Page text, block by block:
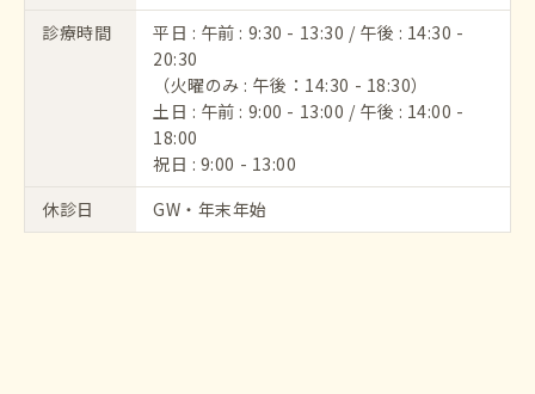
診療時間
平日 : 午前 : 9:30 - 13:30 / 午後 : 14:30 -
20:30
（火曜のみ : 午後：14:30 - 18:30）
土日 : 午前 : 9:00 - 13:00 / 午後 : 14:00 -
18:00
祝日 : 9:00 - 13:00
休診日
GW・年末年始